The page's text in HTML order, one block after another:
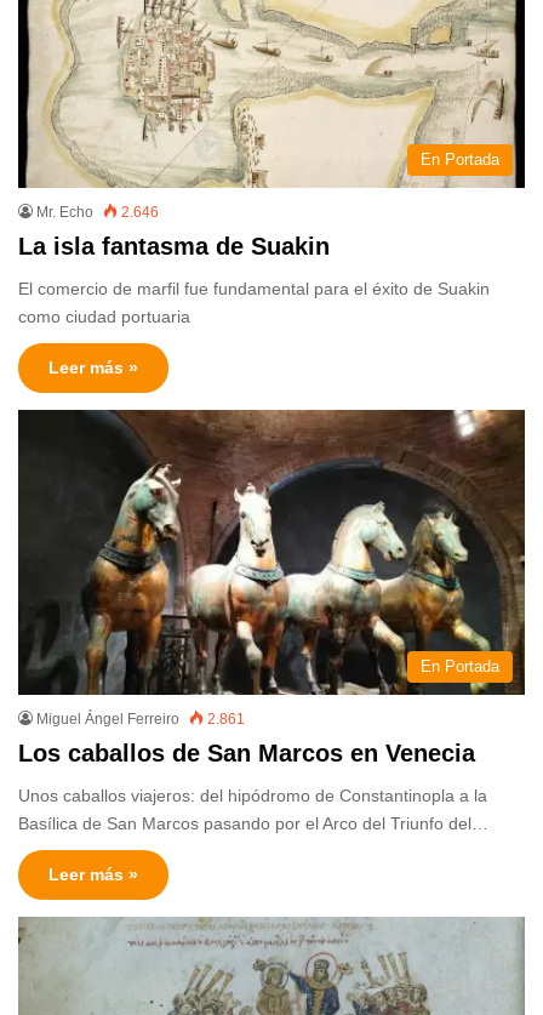
En Portada
Mr. Echo 2.646
La isla fantasma de Suakin
El comercio de marfil fue fundamental para el éxito de Suakin
como ciudad portuaria
Leer más »
En Portada
Miguel Ángel Ferreiro 2.861
Los caballos de San Marcos en Venecia
Unos caballos viajeros: del hipódromo de Constantinopla a la
Basílica de San Marcos pasando por el Arco del Triunfo del…
Leer más »